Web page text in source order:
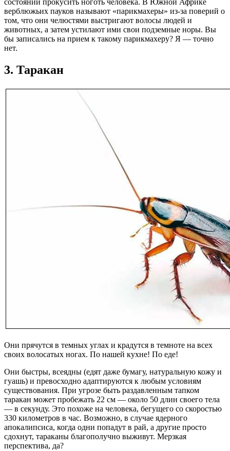
состоянии прокусить ноготь человека. В Южной Африке
верблюжьих пауков называют «парикмахеры» из-за поверий о
том, что они челюстями выстригают волосы людей и
животных, а затем устилают ими свои подземные норы. Вы
бы записались на прием к такому парикмахеру? Я — точно
нет.
3. Таракан
Они прячутся в темных углах и крадутся в темноте на всех
своих волосатых ногах. По нашей кухне! По еде!
Они быстры, всеядны (едят даже бумагу, натуральную кожу и
гуашь) и превосходно адаптируются к любым условиям
существования. При угрозе быть раздавленным тапком
таракан может пробежать 22 см — около 50 длин своего тела
— в секунду. Это похоже на человека, бегущего со скоростью
330 километров в час. Возможно, в случае ядерного
апокалипсиса, когда одни попадут в рай, а другие просто
сдохнут, тараканы благополучно выживут. Мерзкая
перспектива, да?